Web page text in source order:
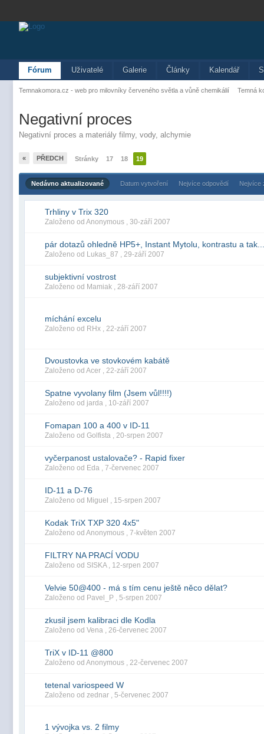
Fórum Uživatelé Galerie Články Kalendář
Temnakomora.cz - web pro milovníky červeného světla a vůně chemikálií Temná
Negativní proces
Negativní proces a materiály filmy, vody, alchymie
« PŘEDCH Stránky 17 18 19
Nedávno aktualizované Datum vytvoření Nejvíce odpovědí Nejvíce
Trhliny v Trix 320
Založeno od Anonymous , 30-září 2007
pár dotazů ohledně HP5+, Instant Mytolu, kontrastu a tak...
Založeno od Lukas_87 , 29-září 2007
subjektivní vostrost
Založeno od Mamiak , 28-září 2007
míchání excelu
Založeno od RHx , 22-září 2007
Dvoustovka ve stovkovém kabátě
Založeno od Acer , 22-září 2007
Spatne vyvolany film (Jsem vůl!!!!)
Založeno od jarda , 10-září 2007
Fomapan 100 a 400 v ID-11
Založeno od Golfista , 20-srpen 2007
vyčerpanost ustalovače? - Rapid fixer
Založeno od Eda , 7-červenec 2007
ID-11 a D-76
Založeno od Miguel , 15-srpen 2007
Kodak TriX TXP 320 4x5"
Založeno od Anonymous , 7-květen 2007
FILTRY NA PRACÍ VODU
Založeno od SISKA , 12-srpen 2007
Velvie 50@400 - má s tím cenu ještě něco dělat?
Založeno od Pavel_P , 5-srpen 2007
zkusil jsem kalibraci dle Kodla
Založeno od Vena , 26-červenec 2007
TriX v ID-11 @800
Založeno od Anonymous , 22-červenec 2007
tetenal variospeed W
Založeno od zednar , 5-červenec 2007
1 vývojka vs. 2 filmy